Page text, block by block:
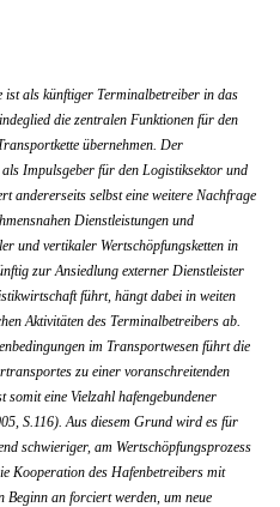
ist als künftiger Terminalbetreiber in das
die zentralen Funktionen für den
übernehmen. Der
Impulsgeber für den Logistiksektor und
andererseits selbst eine weitere Nachfrage
Dienstleistungen und
und vertikaler Wertschöpfungsketten in
zur Ansiedlung externer Dienstleister
führt, hängt dabei in weiten
Aktivitäten des Terminalbetreibers ab.
im Transportwesen führt die
zu einer voranschreitenden
eine Vielzahl hafengebundener
S.116). Aus diesem Grund wird es für
schwieriger, am Wertschöpfungsprozess
Kooperation des Hafenbetreibers mit
Beginn an forciert werden, um neue